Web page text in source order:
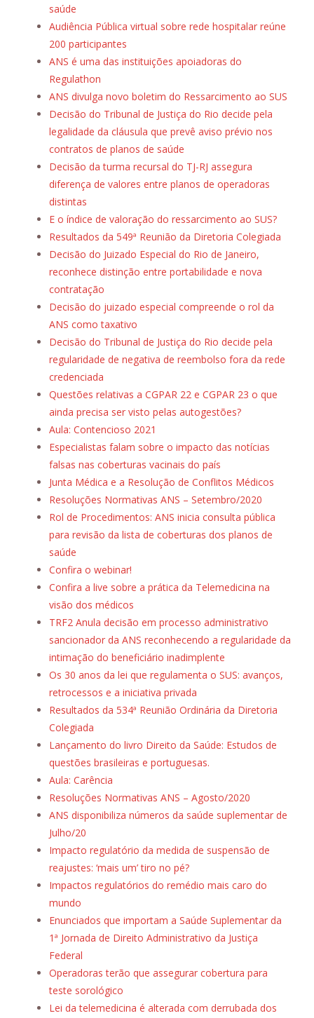
saúde
Audiência Pública virtual sobre rede hospitalar reúne
200 participantes
ANS é uma das instituições apoiadoras do
Regulathon
ANS divulga novo boletim do Ressarcimento ao SUS
Decisão do Tribunal de Justiça do Rio decide pela
legalidade da cláusula que prevê aviso prévio nos
contratos de planos de saúde
Decisão da turma recursal do TJ-RJ assegura
diferença de valores entre planos de operadoras
distintas
E o índice de valoração do ressarcimento ao SUS?
Resultados da 549ª Reunião da Diretoria Colegiada
Decisão do Juizado Especial do Rio de Janeiro,
reconhece distinção entre portabilidade e nova
contratação
Decisão do juizado especial compreende o rol da
ANS como taxativo
Decisão do Tribunal de Justiça do Rio decide pela
regularidade de negativa de reembolso fora da rede
credenciada
Questões relativas a CGPAR 22 e CGPAR 23 o que
ainda precisa ser visto pelas autogestões?
Aula: Contencioso 2021
Especialistas falam sobre o impacto das notícias
falsas nas coberturas vacinais do país
Junta Médica e a Resolução de Conflitos Médicos
Resoluções Normativas ANS – Setembro/2020
Rol de Procedimentos: ANS inicia consulta pública
para revisão da lista de coberturas dos planos de
saúde
Confira o webinar!
Confira a live sobre a prática da Telemedicina na
visão dos médicos
TRF2 Anula decisão em processo administrativo
sancionador da ANS reconhecendo a regularidade da
intimação do beneficiário inadimplente
Os 30 anos da lei que regulamenta o SUS: avanços,
retrocessos e a iniciativa privada
Resultados da 534ª Reunião Ordinária da Diretoria
Colegiada
Lançamento do livro Direito da Saúde: Estudos de
questões brasileiras e portuguesas.
Aula: Carência
Resoluções Normativas ANS – Agosto/2020
ANS disponibiliza números da saúde suplementar de
Julho/20
Impacto regulatório da medida de suspensão de
reajustes: ‘mais um’ tiro no pé?
Impactos regulatórios do remédio mais caro do
mundo
Enunciados que importam a Saúde Suplementar da
1ª Jornada de Direito Administrativo da Justiça
Federal
Operadoras terão que assegurar cobertura para
teste sorológico
Lei da telemedicina é alterada com derrubada dos